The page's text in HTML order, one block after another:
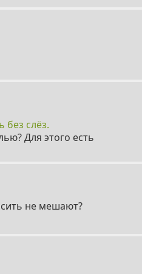
без слёз.
Для этого есть
не мешают?